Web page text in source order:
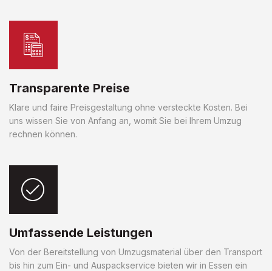
Transparente Preise
Klare und faire Preisgestaltung ohne versteckte Kosten. Bei
uns wissen Sie von Anfang an, womit Sie bei Ihrem Umzug
rechnen können.
Umfassende Leistungen
Von der Bereitstellung von Umzugsmaterial über den Transport
bis hin zum Ein- und Auspackservice bieten wir in Essen ein